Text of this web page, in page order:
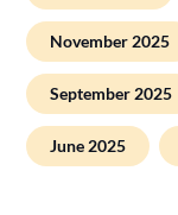
November 2025
September 2025
June 2025